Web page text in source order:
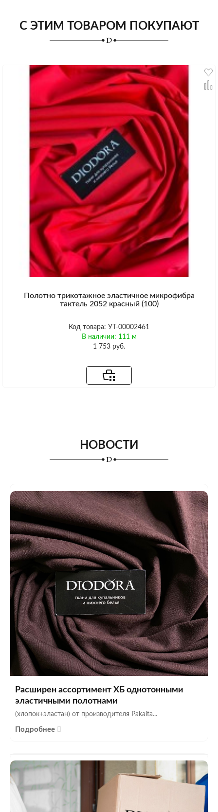
С ЭТИМ ТОВАРОМ ПОКУПАЮТ
Полотно трикотажное эластичное микрофибра
тактель 2052 красный (100)
Код товара: УТ-00002461
В наличии: 111 м
1 753 руб.
НОВОСТИ
Расширен ассортимент ХБ однотонными
эластичными полотнами
(хлопок+эластан) от производителя Pakaita...
Подробнее